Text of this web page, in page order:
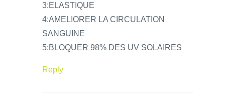
3:ELASTIQUE
4:AMELIORER LA CIRCULATION
SANGUINE
5:BLOQUER 98% DES UV SOLAIRES
Reply